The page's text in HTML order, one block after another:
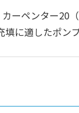
ーペンター20
に適したポンプ